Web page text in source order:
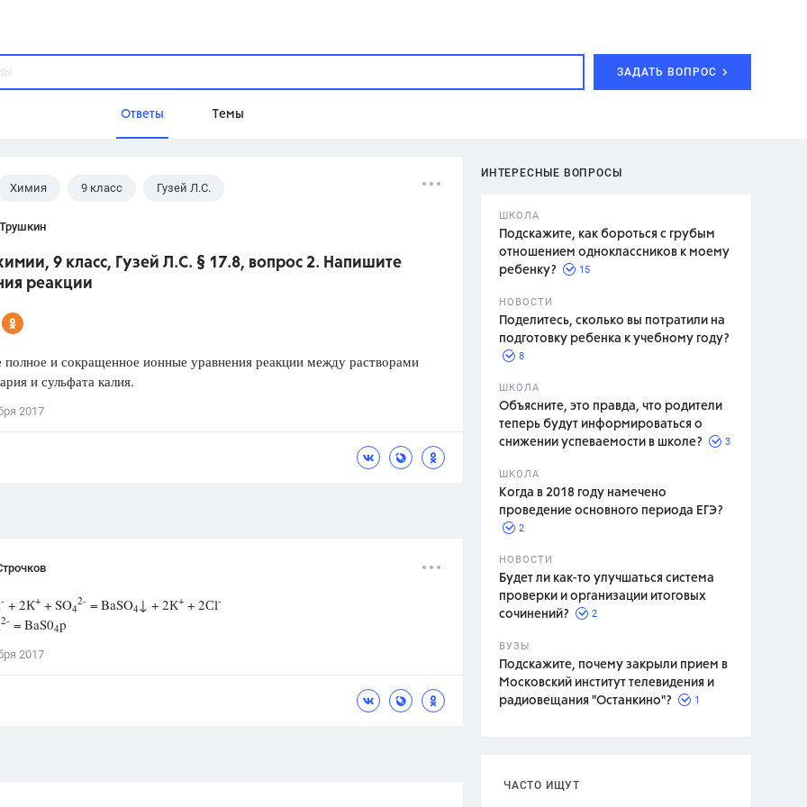
ЗАДАТЬ ВОПРОС
Ответы Темы
Домашнее задание
Школа
ИНТЕРЕСНЫЕ ВОПРОСЫ
ШКОЛА
Подскажите, как бороться с грубым
отношением одноклассников к моему
ребенку?
15
НОВОСТИ
Поделитесь, сколько вы потратили на
подготовку ребенка к учебному году?
8
ШКОЛА
Объясните, это правда, что родители
теперь будут информироваться о
снижении успеваемости в школе?
3
ШКОЛА
Когда в 2018 году намечено
проведение основного периода ЕГЭ?
2
НОВОСТИ
Будет ли как-то улучшаться система
проверки и организации итоговых
сочинений?
2
ВУЗЫ
Подскажите, почему закрыли прием в
Московский институт телевидения и
радиовещания "Останкино"?
1
ЧАСТО ИЩУТ
Химия 9 класс Гузей Л.С.
9 класс, Гузей Л.С. § 17.8, вопрос 2. Напишите
реакции
и сокращенное ионные уравнения реакции между растворами
и сульфата калия.
2017
- + 2К+ + SO4
2- = BaSO4↓ + 2К+ + 2Сl-
2- = BaS04p
2017